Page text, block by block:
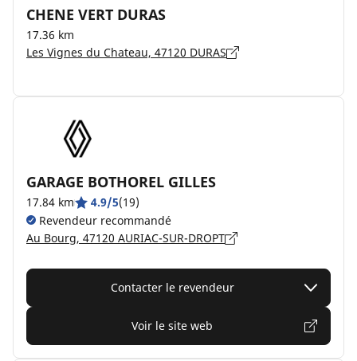
CHENE VERT DURAS
17.36 km
Les Vignes du Chateau, 47120 DURAS
GARAGE BOTHOREL GILLES
17.84 km 4.9/5(19)
Revendeur recommandé
Au Bourg, 47120 AURIAC-SUR-DROPT
Contacter le revendeur
Voir le site web